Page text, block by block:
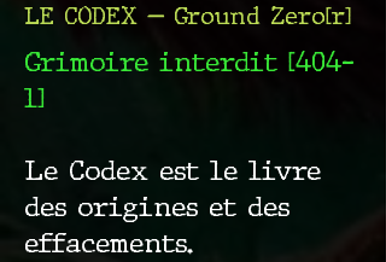
LE CODEX — Ground Zero[r]
Grimoire interdit [404-
1]
Le Codex est le livre
des origines et des
effacements.